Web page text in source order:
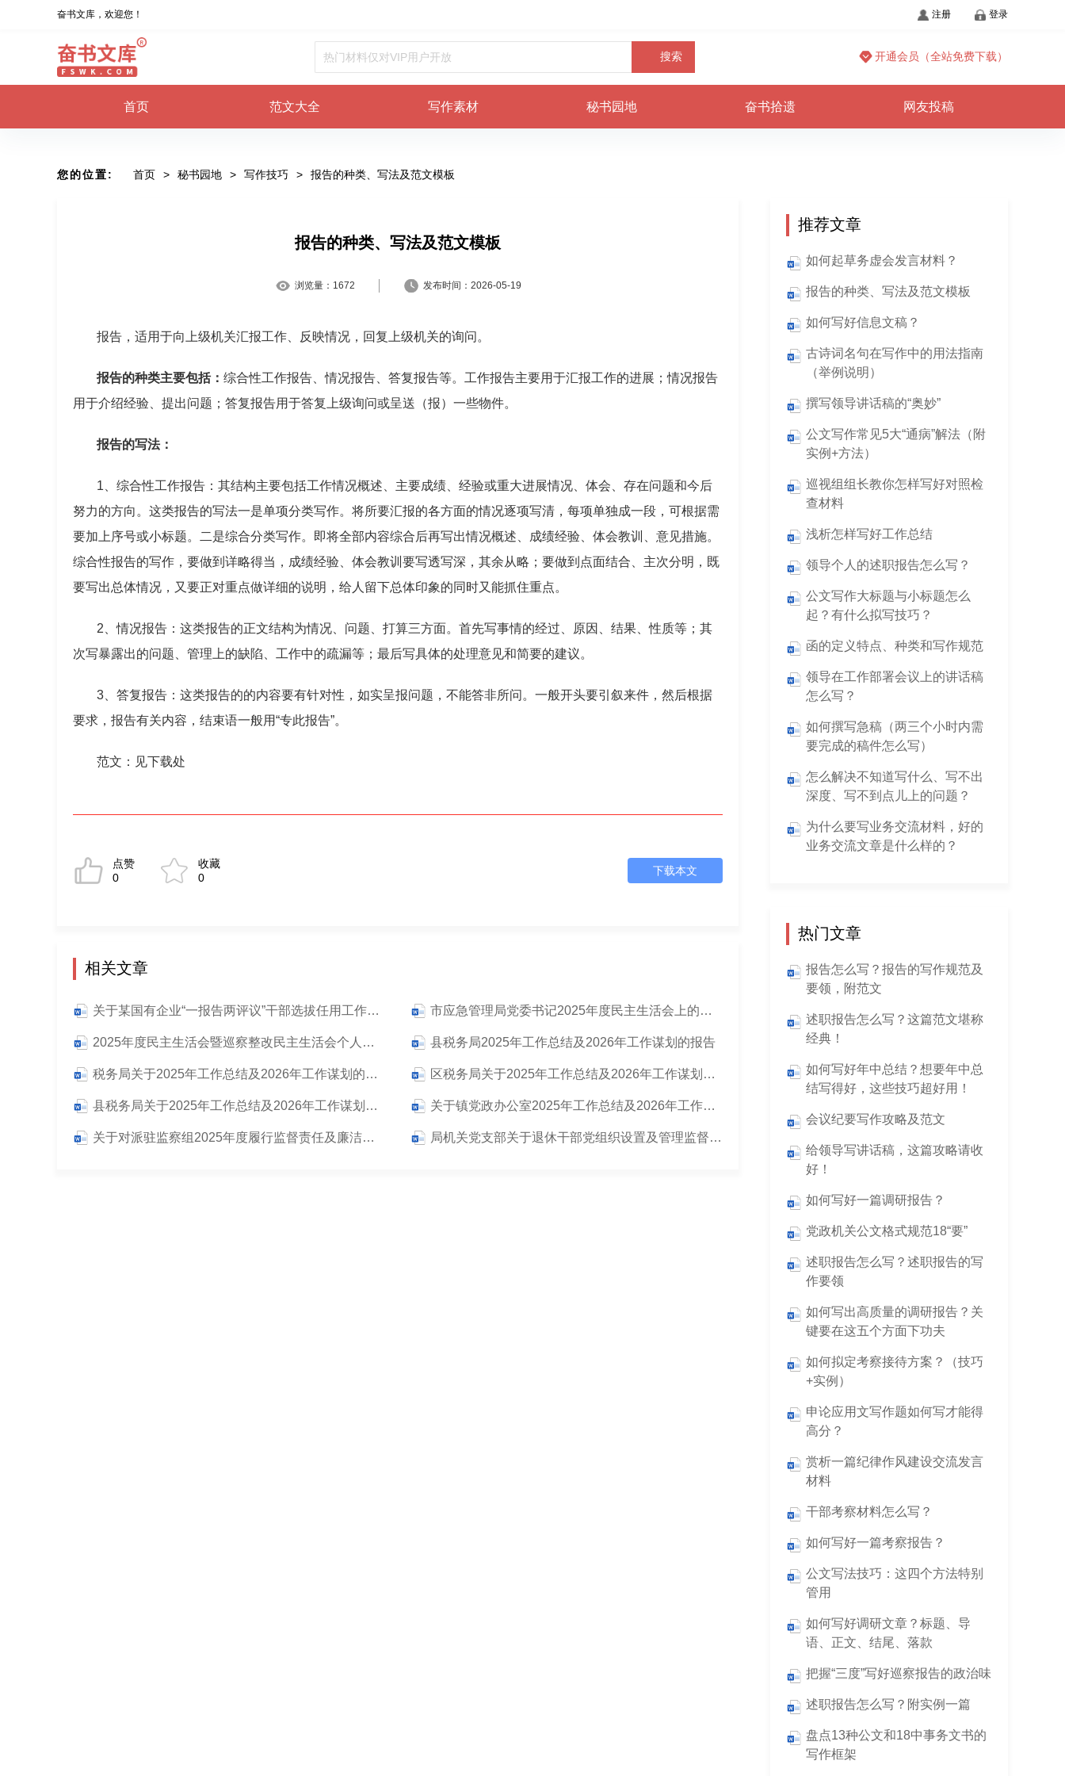
奋书文库，欢迎您！ 注册 登录
搜索 开通会员（全站免费下载）
首页 范文大全 写作素材 秘书园地 奋书拾遗 网友投稿
您的位置: 首页 > 秘书园地 > 写作技巧 > 报告的种类、写法及范文模板
报告的种类、写法及范文模板
浏览量： 1672 发布时间： 2026-05-19
报告，适用于向上级机关汇报工作、反映情况，回复上级机关的询问。
报告的种类主要包括： 综合性工作报告、情况报告、答复报告等。工作报告主要用于汇报工作的进展；情况报告
用于介绍经验、提出问题；答复报告用于答复上级询问或呈送（报）一些物件。
报告的写法：
1、综合性工作报告：其结构主要包括工作情况概述、主要成绩、经验或重大进展情况、体会、存在问题和今后
努力的方向。这类报告的写法一是单项分类写作。将所要汇报的各方面的情况逐项写清，每项单独成一段，可根据需
要加上序号或小标题。二是综合分类写作。即将全部内容综合后再写出情况概述、成绩经验、体会教训、意见措施。
综合性报告的写作，要做到详略得当，成绩经验、体会教训要写透写深，其余从略；要做到点面结合、主次分明，既
要写出总体情况，又要正对重点做详细的说明，给人留下总体印象的同时又能抓住重点。
2、情况报告：这类报告的正文结构为情况、问题、打算三方面。首先写事情的经过、原因、结果、性质等；其
次写暴露出的问题、管理上的缺陷、工作中的疏漏等；最后写具体的处理意见和简要的建议。
3、答复报告：这类报告的的内容要有针对性，如实呈报问题，不能答非所问。一般开头要引叙来件，然后根据
要求，报告有关内容，结束语一般用“专此报告”。
范文：见下载处
点赞
0
收藏
0
下载本文
相关文章
关于某国有企业“一报告两评议”干部选拔任用工作结果分析及改进措施的报告 市应急管理局党委书记2025年度民主生活会上的个人对照检查材料（含有关情况说明和个人需报告的重大事项及典型案例剖析等）
2025年度民主生活会暨巡察整改民主生活会个人发言提纲（含典型案例剖析及个人需要报告和说明的事项） 县税务局2025年工作总结及2026年工作谋划的报告
税务局关于2025年工作总结及2026年工作谋划的报告 区税务局关于2025年工作总结及2026年工作谋划的报告
县税务局关于2025年工作总结及2026年工作谋划的报告（7300字） 关于镇党政办公室2025年工作总结及2026年工作计划的报告
关于对派驻监察组2025年度履行监督责任及廉洁自律情况的监督报告 局机关党支部关于退休干部党组织设置及管理监督工作的自查报告
推荐文章
如何起草务虚会发言材料？
报告的种类、写法及范文模板
如何写好信息文稿？
古诗词名句在写作中的用法指南
（举例说明）
撰写领导讲话稿的“奥妙”
公文写作常见5大“通病”解法（附
实例+方法）
巡视组组长教你怎样写好对照检
查材料
浅析怎样写好工作总结
领导个人的述职报告怎么写？
公文写作大标题与小标题怎么
起？有什么拟写技巧？
函的定义特点、种类和写作规范
领导在工作部署会议上的讲话稿
怎么写？
如何撰写急稿（两三个小时内需
要完成的稿件怎么写）
怎么解决不知道写什么、写不出
深度、写不到点儿上的问题？
为什么要写业务交流材料，好的
业务交流文章是什么样的？
热门文章
报告怎么写？报告的写作规范及
要领，附范文
述职报告怎么写？这篇范文堪称
经典！
如何写好年中总结？想要年中总
结写得好，这些技巧超好用！
会议纪要写作攻略及范文
给领导写讲话稿，这篇攻略请收
好！
如何写好一篇调研报告？
党政机关公文格式规范18“要”
述职报告怎么写？述职报告的写
作要领
如何写出高质量的调研报告？关
键要在这五个方面下功夫
如何拟定考察接待方案？（技巧
+实例）
申论应用文写作题如何写才能得
高分？
赏析一篇纪律作风建设交流发言
材料
干部考察材料怎么写？
如何写好一篇考察报告？
公文写法技巧：这四个方法特别
管用
如何写好调研文章？标题、导
语、正文、结尾、落款
把握“三度”写好巡察报告的政治味
述职报告怎么写？附实例一篇
盘点13种公文和18中事务文书的
写作框架